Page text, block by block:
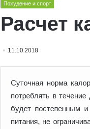
Похудение и спорт
Расчет
11.10.2018
Суточная норма
потреблять в
будет постепенным
питания, не